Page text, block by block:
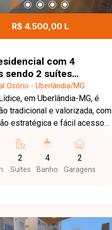
R$ 4.500,00 L
com 4
sendo 2 suítes
para locação no
Osório em
MG
Osório - Uberlândia/MG
em Uberlândia-MG, é
tradicional e valorizada, com
estratégica e fácil acesso
escolas, restaurantes,
diversos serviços, oferece
e excelente estrutura para
composta por sala de visitas
2
Suítes
4
Banho
2
Garagens